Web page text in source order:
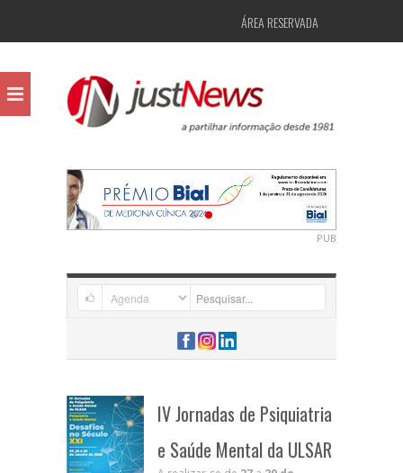
ÁREA RESERVADA
PUB
IV Jornadas de Psiquiatria
e Saúde Mental da ULSAR